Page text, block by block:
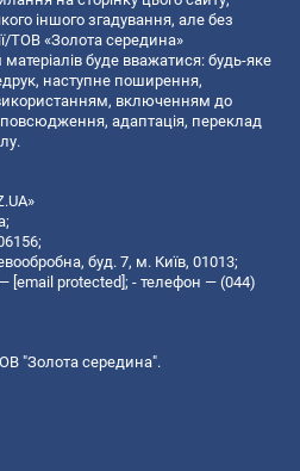
іншого згадування, але без
ТОВ «Золота середина»
буде вважатися: будь-яке
наступне поширення,
включенням до
адаптація, переклад
буд. 7, м. Київ, 01013;
[email protected] ; - телефон — (044)
"Золота середина".